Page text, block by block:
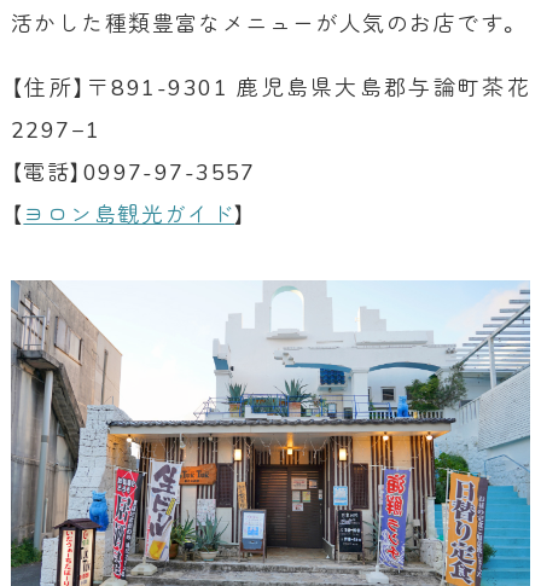
活かした種類豊富なメニューが人気のお店です。
【住所】〒891-9301 鹿児島県大島郡与論町茶花
2297−1
【電話】0997-97-3557
【 ヨロン島観光ガイド】